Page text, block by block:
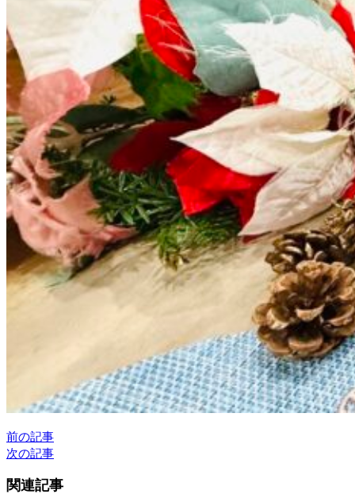
前の記事
次の記事
関連記事